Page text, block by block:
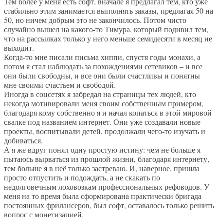
стабильно этим занимается выполнять заказы, предлагая 50 на
50, но ничем добрым это не закончилось. Потом чисто
случайно вышел на какого-то Тимура, который подивил тем,
что на рассылках только у него меньше семидесяти в месяц не
выходит.
Когда-то мне писали письма хиппи, спустя годы монахи, а
потом я стал наблюдать за похождениями сетевиков – и все
они были свободны, и все они были счастливы и понятны
мне своими счастьем и свободой.
Иногда в соцсетях я забредал на страницы тех людей, кто
некогда мотивировали меня своим собственным примером,
благодаря кому собственно я и начал копаться в этой мировой
свалке под названием интернет. Они уже создавали новые
проекты, воспитывали детей, продолжали чего-то изучать и
добиваться.
А я же вдруг понял одну простую истину: чем не больше я
пытаюсь вырваться из прошлой жизни, благодаря интернету,
тем больше я в неё только застреваю. И, наверное, пришла
просто отпустить и подождать, а не скакать по
недолговечным лоховозкам профессиональных рефоводов. У
меня на то время была сформирована практически бригада
постоянных фрилансеров, был софт, оставалось только решить
вопрос с монетизацией.